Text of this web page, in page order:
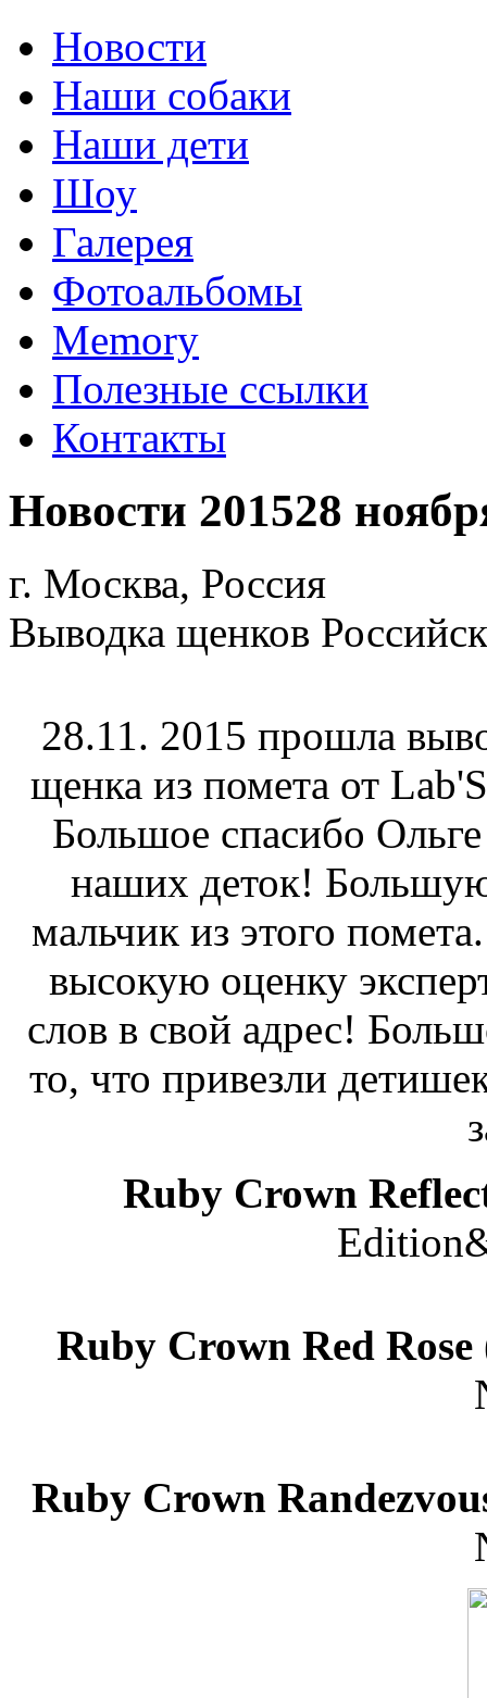
Новости
Наши собаки
Наши дети
Шоу
Галерея
Фотоальбомы
Memory
Полезные ссылки
Контакты
Новости 201528
г. Москва, Россия
Выводка щенков
28.11. 2015 прошла
щенка из помета от
Большое спасибо
наших деток!
мальчик из этого
высокую оценку
слов в свой адрес!
то, что привезли
Ruby Crown
Ruby Crown Red Rose
Ruby Crown